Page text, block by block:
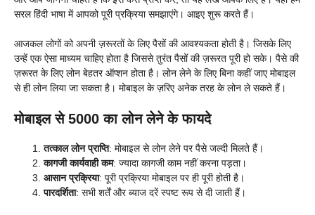
सरल हिंदी भाषा में आपको पूरी प्रक्रिया समझाएंगे। आइए शुरू करते हैं।
आजकल लोगों को अपनी ज़रूरतों के लिए पैसों की आवश्यकता होती है। जिसके लिए
उन्हें एक ऐसा माध्यम चाहिए होता है जिससे तुरंत पैसों की ज़रूरत पूरी हो सके। पैसे की
ज़रूरत के लिए लोन बेहतर ऑप्शन होता है। लोन लेने के लिए बिना कहीं जाए मोबाइल
से ही लोन लिया जा सकता है। मोबाइल के ज़रिए अनेक तरह के लोन ले सकते हैं।
मोबाइल से 5000 का लोन लेने के फायदे
तत्काल लोन प्राप्ति: मोबाइल से लोन लेने पर पैसे जल्दी मिलते हैं।
कागजी कार्यवाही कम: ज्यादा कागजी काम नहीं करना पड़ता।
आसान प्रक्रिया: पूरी प्रक्रिया मोबाइल पर ही पूरी होती है।
पारदर्शिता: सभी शर्तें और ब्याज दरें स्पष्ट रूप से दी जाती हैं।